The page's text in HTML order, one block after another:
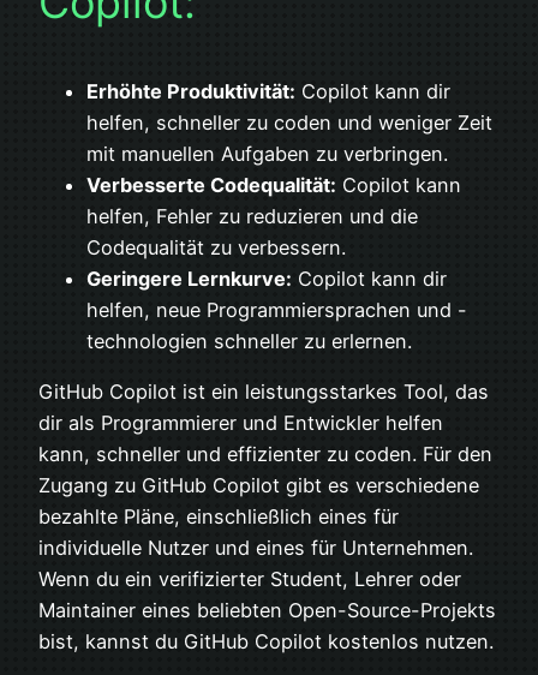
Erhöhte Produktivität: Copilot kann dir
helfen, schneller zu coden und weniger Zeit
mit manuellen Aufgaben zu verbringen.
Verbesserte Codequalität: Copilot kann
helfen, Fehler zu reduzieren und die
Codequalität zu verbessern.
Geringere Lernkurve: Copilot kann dir
helfen, neue Programmiersprachen und -
technologien schneller zu erlernen.
GitHub Copilot ist ein leistungsstarkes Tool, das
dir als Programmierer und Entwickler helfen
kann, schneller und effizienter zu coden. Für den
Zugang zu GitHub Copilot gibt es verschiedene
bezahlte Pläne, einschließlich eines für
individuelle Nutzer und eines für Unternehmen.
Wenn du ein verifizierter Student, Lehrer oder
Maintainer eines beliebten Open-Source-Projekts
bist, kannst du GitHub Copilot kostenlos nutzen.